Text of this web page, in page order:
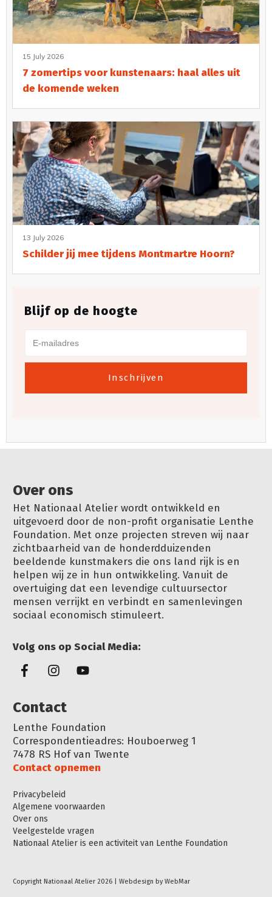
15 July 2026
7 zomertips voor kunstenaars: haal alles uit
de komende weken
13 July 2026
Schilder jij mee tijdens Montmartre Hoorn?
Blijf op de hoogte
Inschrijven
Over ons
Het Nationaal Atelier wordt ontwikkeld en
uitgevoerd door de non-profit organisatie Lenthe
Foundation. Met onze projecten streven wij naar
zichtbaarheid van de honderdduizenden
beeldende kunstmakers die ons land rijk is en
helpen wij ze in hun ontwikkeling. Vanuit de
overtuiging dat een levendige cultuursector
mensen verrijkt en verbindt en samenlevingen
sociaal economisch stimuleert.
Volg ons op Social Media:
Contact
Lenthe Foundation
Correspondentieadres: Houboerweg 1
7478 RS Hof van Twente
Contact opnemen
Privacybeleid
Algemene voorwaarden
Over ons
Veelgestelde vragen
Nationaal Atelier is een activiteit van Lenthe Foundation
Copyright Nationaal Atelier 2026 | Webdesign by WebMar